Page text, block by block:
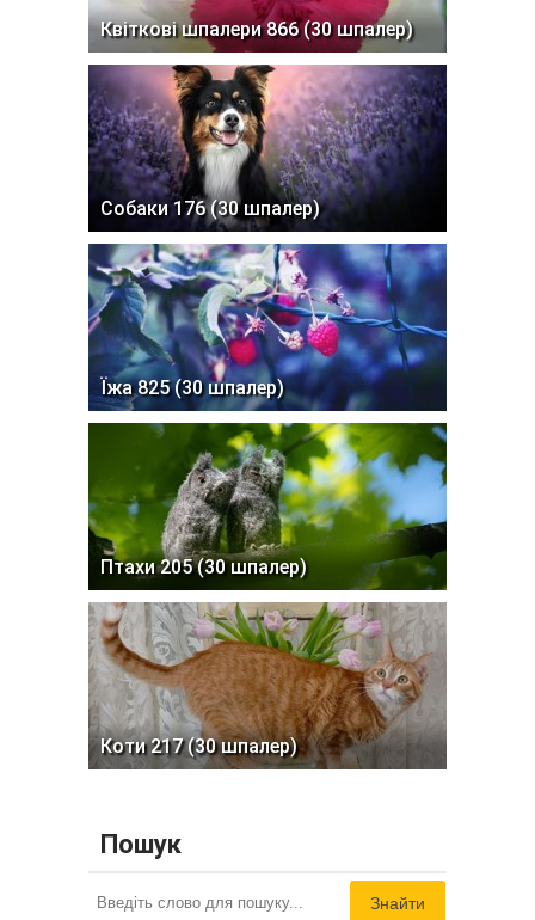
Квіткові шпалери 866 (30 шпалер)
Собаки 176 (30 шпалер)
Їжа 825 (30 шпалер)
Птахи 205 (30 шпалер)
Коти 217 (30 шпалер)
Пошук
Знайти